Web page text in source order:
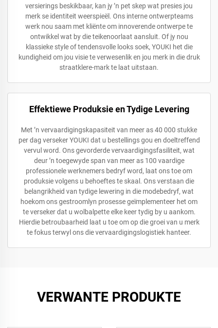
versierings beskikbaar, kan jy ’n pet skep wat presies jou
merk se identiteit weerspieël. Ons interne ontwerpteams
werk nou saam met kliënte om innoverende ontwerpe te
ontwikkel wat by die teikenoorlaat aansluit. Of jy nou
klassieke style of tendensvolle looks soek, YOUKI het die
kundigheid om jou visie te verwesenlik en jou merk in die druk
straatklere-mark te laat uitstaan.
Effektiewe Produksie en Tydige Levering
Met ’n vervaardigingskapasiteit van meer as 40 000 stukke
per dag verseker YOUKI dat u bestellings gou en doeltreffend
vervul word. Ons gevorderde vervaardigingsfasiliteit, wat
deur ’n toegewyde span van meer as 100 vaardige
professionele werknemers bedryf word, laat ons toe om
produksie volgens u behoeftes te skaal. Ons verstaan die
belangrikheid van tydige lewering in die modebedryf, wat
hoekom ons gestroomlyn prosesse geïmplementeer het om
te verseker dat u wolbalpette elke keer tydig by u aankom.
Hierdie betroubaarheid laat u toe om op die groei van u merk
te fokus terwyl ons die vervaardigingslogistiek hanteer.
VERWANTE PRODUKTE